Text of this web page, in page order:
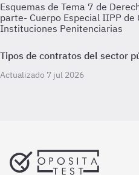
Esquemas de Tema 7 de
parte- Cuerpo Especial IIPP de
Instituciones Penitenciarias
Tipos de contratos del sector
Actualizado 7 jul 2026